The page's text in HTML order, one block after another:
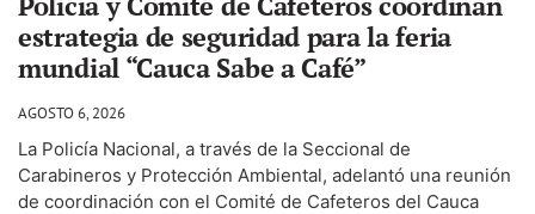
estrategia de seguridad para la feria
mundial “Cauca Sabe a Café”
AGOSTO 6, 2026
La Policía Nacional, a través de la Seccional de
Carabineros y Protección Ambiental, adelantó una reunión
de coordinación con el Comité de Cafeteros del Cauca